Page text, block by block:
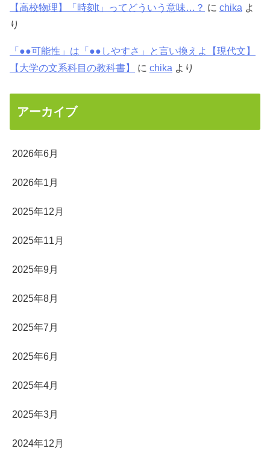
【高校物理】「時刻t」ってどういう意味…？ に chika よ
り
「●●可能性」は「●●しやすさ」と言い換えよ【現代文】
【大学の文系科目の教科書】
に chika より
アーカイブ
2026年6月
2026年1月
2025年12月
2025年11月
2025年9月
2025年8月
2025年7月
2025年6月
2025年4月
2025年3月
2024年12月